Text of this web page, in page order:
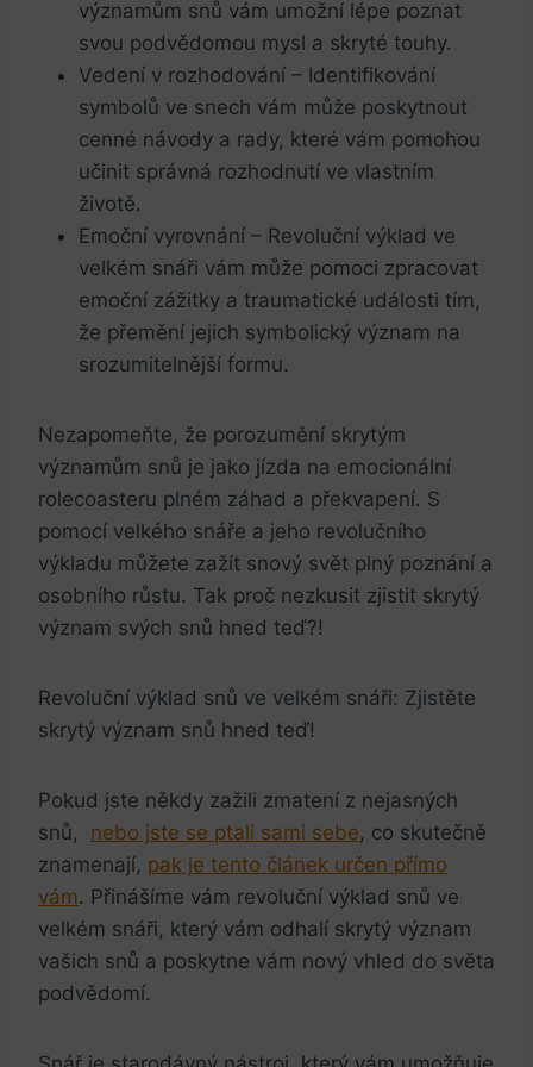
významům​ snů vám umožní ‍lépe poznat
svou podvědomou⁢ mysl a skryté touhy.
Vedení ​v rozhodování – Identifikování
symbolů ve snech vám může poskytnout
cenné⁤ návody⁤ a⁤ rady,⁢ které vám pomohou
učinit ⁤správná rozhodnutí‍ ve vlastním
⁢životě.
Emoční‍ vyrovnání – Revoluční⁢ výklad ve
velkém snáři vám může pomoci zpracovat
‍emoční zážitky​ a traumatické události ​tím,
že​ přemění jejich ⁣symbolický význam na
srozumitelnější formu.
Nezapomeňte, ​že porozumění skrytým
‌významům​ snů je jako jízda na emocionální
rolecoasteru plném záhad a překvapení. S
pomocí velkého ‍snáře ‍a ​jeho revolučního
výkladu můžete zažít ⁤snový⁢ svět‍ plný ‌poznání a
osobního růstu. Tak ‍proč ​nezkusit ⁢zjistit ‌skrytý
‌význam svých⁤ snů‌ hned teď?!
Revoluční výklad snů‌ ve ⁤velkém snáři: Zjistěte
skrytý⁢ význam snů hned teď!
Pokud jste někdy zažili zmatení z⁣ nejasných
snů, ⁤ nebo jste se ptali sami sebe, co skutečně
znamenají, pak ⁤je tento článek ‌určen ⁢přímo⁤
vám. Přinášíme vám revoluční výklad⁤ snů ve
‌velkém ⁢snáři, ‍který vám odhalí skrytý význam
vašich‍ snů a ‌poskytne vám nový⁢ vhled do světa
podvědomí.